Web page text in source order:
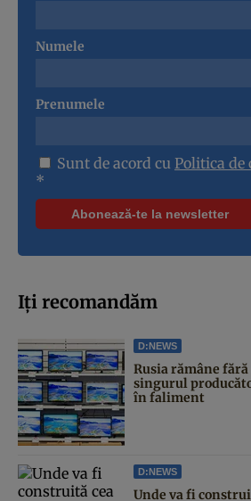
Numele
Prenumele
Sunt de acord cu Politica
*
Iți recomandăm
D:NEWS
Rusia rămâne
singurul
în faliment
D:NEWS
Unde va fi